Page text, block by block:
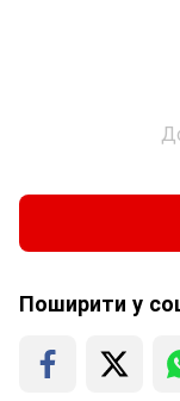
Поширити у